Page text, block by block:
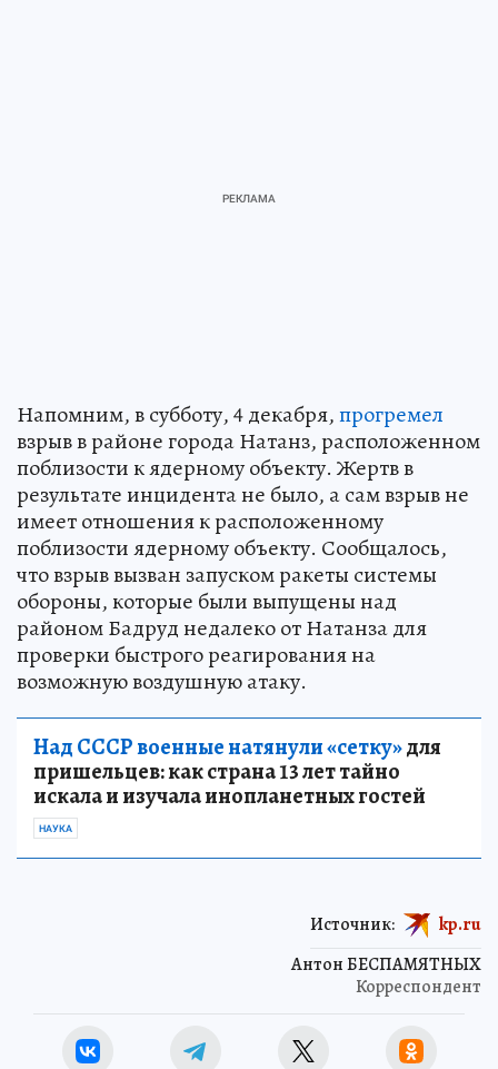
Напомним, в субботу, 4 декабря,прогремел
взрыв в районе города Натанз, расположенном
поблизости к ядерному объекту. Жертв в
результате инцидента не было, а сам взрыв не
имеет отношения к расположенному
поблизости ядерному объекту. Сообщалось,
что взрыв вызван запуском ракеты системы
обороны, которые были выпущены над
районом Бадруд недалеко от Натанза для
проверки быстрого реагирования на
возможную воздушную атаку.
Над СССР военные натянули «сетку»для
пришельцев: как страна 13 лет тайно
искала и изучала инопланетных гостей
НАУКА
Антон БЕСПАМЯТНЫХ
Корреспондент
Источник: kp.ru